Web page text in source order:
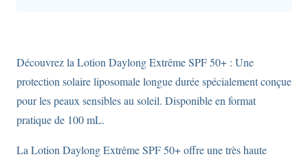
Découvrez la Lotion Daylong Extrême SPF 50+ : Une
protection solaire liposomale longue durée spécialement conçue
pour les peaux sensibles au soleil. Disponible en format
pratique de 100 mL.
La Lotion Daylong Extrême SPF 50+ offre une très haute